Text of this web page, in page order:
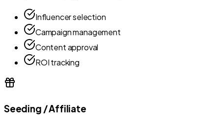
Influencer selection
Campaign management
Content approval
ROI tracking
Seeding / Affiliate